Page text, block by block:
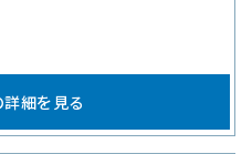
細を見る